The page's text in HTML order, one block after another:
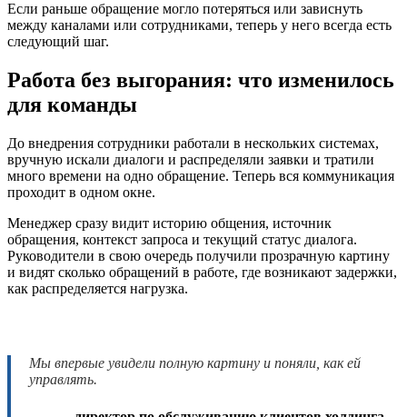
Если раньше обращение могло потеряться или зависнуть
между каналами или сотрудниками, теперь у него всегда есть
следующий шаг.
Работа без выгорания: что изменилось
для команды
До внедрения сотрудники работали в нескольких системах,
вручную искали диалоги и распределяли заявки и тратили
много времени на одно обращение. Теперь вся коммуникация
проходит в одном окне.
Менеджер сразу видит историю общения, источник
обращения, контекст запроса и текущий статус диалога.
Руководители в свою очередь получили прозрачную картину
и видят сколько обращений в работе, где возникают задержки,
как распределяется нагрузка.
Мы впервые увидели полную картину и поняли, как ей
управлять.